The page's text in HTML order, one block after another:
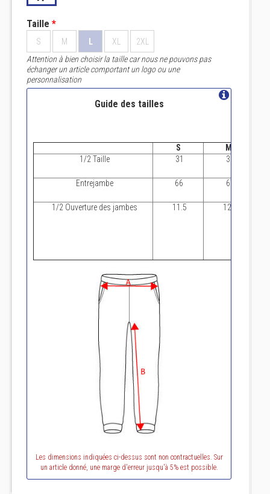
Taille *
S M L XL
2XL
Attention à bien choisir la taille car nous ne pouvons pas
échanger un article comportant un logo ou une
personnalisation
Guide des tailles
S
M
1/2 Taille
31 33
Entrejambe 66 67
1/2 Ouverture des jambes 11.5 12.5
Les dimensions indiquées ci-dessus sont non contractuelles. Sur
un article donné, une marge d'erreur jusqu'à 5% est possible.